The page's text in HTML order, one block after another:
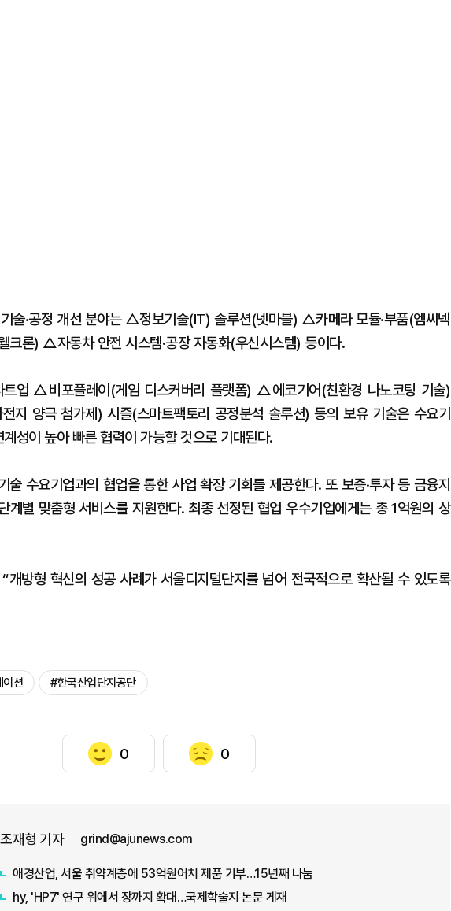
술·공정 개선 분야는 △정보기술(IT) 솔루션(넷마블) △카메라 모듈·부품(엠씨넥
크론) △자동차 안전 시스템·공장 자동화(우신시스템) 등이다.
트업 △비포플레이(게임 디스커버리 플랫폼) △에코기어(친환경 나노코팅 기술)
지 양극 첨가제) 시즐(스마트팩토리 공정분석 솔루션) 등의 보유 기술은 수요기
성이 높아 빠른 협력이 가능할 것으로 기대된다.
술 수요기업과의 협업을 통한 사업 확장 기회를 제공한다. 또 보증·투자 등 금융지
계별 맞춤형 서비스를 지원한다. 최종 선정된 협업 우수기업에게는 총 1억원의 상
개방형 혁신의 성공 사례가 서울디지털단지를 넘어 전국적으로 확산될 수 있도록
이션 #한국산업단지공단
0 0
조재형 기자 grind@ajunews.com
애경산업, 서울 취약계층에 53억원어치 제품 기부…15년째 나눔
hy, 'HP7' 연구 위에서 장까지 확대…국제학술지 논문 게재